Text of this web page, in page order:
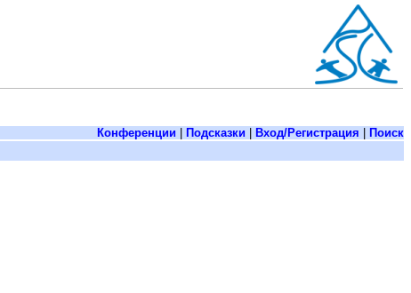
Конференции Подсказки Вход/Регистрация Поиск